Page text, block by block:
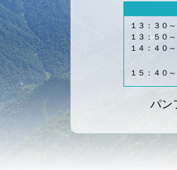
１３：３０～
１３：５０～
１４：４０～
１５：４０～
パン